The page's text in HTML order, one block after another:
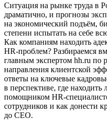
Ситуация на рынке труда в
драматично, и прогнозы
на экономический подъём,
степени испытать на себе
Как компаниям находить
HR-проблем? Разбираемся
главным экспертом hh.ru по
направления клиентской
ответы на ключевые
в перспективе, где
помощником HR-
сотрудников и как донести
до CEO.